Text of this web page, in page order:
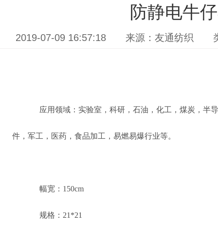
防静电牛
2019-07-09 16:57:18 来源：友通纺织
应用领域：实验室，科研，石油，化工，煤炭，半
件，军工，医药，食品加工，易燃易爆行业等。
幅宽：150cm
规格：21*21